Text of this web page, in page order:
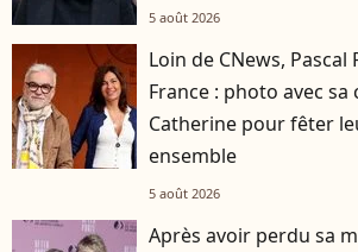
5 août 2026
Loin de CNews,
France : photo avec
Catherine pour fêter
ensemble
5 août 2026
Après avoir perdu sa